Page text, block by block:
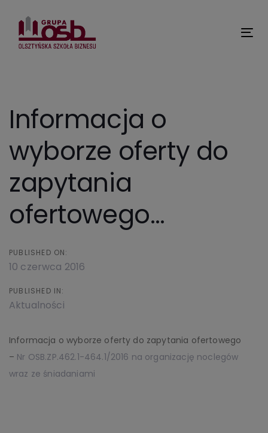
links
to
primary
Informacja o
wyborze oferty do
zapytania
ofertowego…
PUBLISHED ON:
10 czerwca 2016
PUBLISHED IN:
Aktualności
Informacja o wyborze oferty do zapytania ofertowego
– Nr OSB.ZP.462.1-464.1/2016 na organizację noclegów
wraz ze śniadaniami